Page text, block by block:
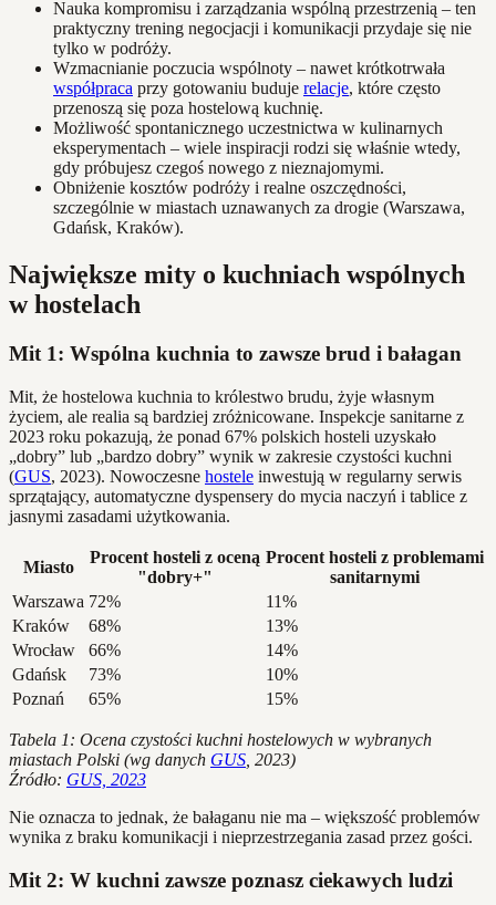
Nauka kompromisu i zarządzania wspólną przestrzenią – ten
praktyczny trening negocjacji i komunikacji przydaje się nie
tylko w podróży.
Wzmacnianie poczucia wspólnoty – nawet krótkotrwała
współpraca przy gotowaniu buduje relacje, które często
przenoszą się poza hostelową kuchnię.
Możliwość spontanicznego uczestnictwa w kulinarnych
eksperymentach – wiele inspiracji rodzi się właśnie wtedy,
gdy próbujesz czegoś nowego z nieznajomymi.
Obniżenie kosztów podróży i realne oszczędności,
szczególnie w miastach uznawanych za drogie (Warszawa,
Gdańsk, Kraków).
Największe mity o kuchniach wspólnych
w hostelach
Mit 1: Wspólna kuchnia to zawsze brud i bałagan
Mit, że hostelowa kuchnia to królestwo brudu, żyje własnym
życiem, ale realia są bardziej zróżnicowane. Inspekcje sanitarne z
2023 roku pokazują, że ponad 67% polskich hosteli uzyskało
„dobry” lub „bardzo dobry” wynik w zakresie czystości kuchni
(GUS, 2023). Nowoczesne hostele inwestują w regularny serwis
sprzątający, automatyczne dyspensery do mycia naczyń i tablice z
jasnymi zasadami użytkowania.
Miasto
Procent hosteli z oceną
"dobry+"
Procent hosteli z problemami
sanitarnymi
Warszawa 72%
11%
Kraków
68%
13%
Wrocław
66%
14%
Gdańsk
73%
10%
Poznań
65% 15%
Tabela 1: Ocena czystości kuchni hostelowych w wybranych
miastach Polski (wg danych GUS , 2023)
Źródło: GUS, 2023
Nie oznacza to jednak, że bałaganu nie ma – większość problemów
wynika z braku komunikacji i nieprzestrzegania zasad przez gości.
Mit 2: W kuchni zawsze poznasz ciekawych ludzi